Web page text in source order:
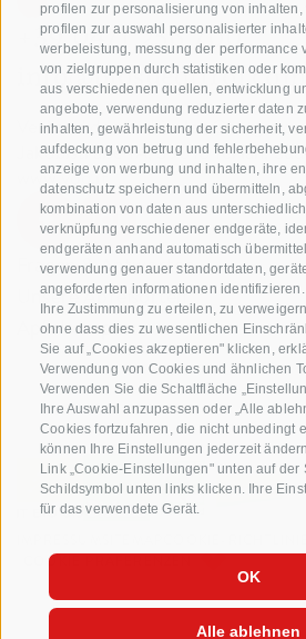
profilen zur personalisierung von inhalten,
profilen zur auswahl personalisierter
werbeleistung, messung der performance
von zielgruppen durch statistiken oder
aus verschiedenen quellen, entwicklung
angebote, verwendung reduzierter daten
inhalten, gewährleistung der sicherheit,
aufdeckung von betrug und
anzeige von werbung und inhalten, ihre
datenschutz speichern und übermitteln,
kombination von daten aus
verknüpfung verschiedener endgeräte,
endgeräten anhand automatisch
verwendung genauer standortdaten,
angeforderten informationen
Ihre Zustimmung zu erteilen, zu
ohne dass dies zu wesentlichen
Sie auf „Cookies akzeptieren" klicken,
Verwendung von Cookies und ähnlichen
Verwenden Sie die Schaltfläche
Ihre Auswahl anzupassen oder „Alle
Cookies fortzufahren, die nicht unbedingt
können Ihre Einstellungen jederzeit
Link „Cookie-Einstellungen" unten auf der
Schildsymbol unten links klicken. Ihre
für das verwendete Gerät.
OK
Alle ablehnen
+39 0471 256 700
info@biosuedtirol.com
Verband der Südtiroler
Jakobistraße 1A, 39018 Terlan,
www.vog.it
Fragen & Antworten
Unsere Apfelsorten
Apfelrezepte
COOKIE PRÄFERENZEN